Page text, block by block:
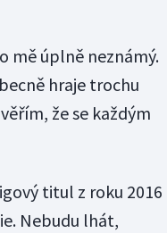
mě úplně neznámý.
hraje trochu
že se každým
titul z roku 2016
Nebudu lhát,